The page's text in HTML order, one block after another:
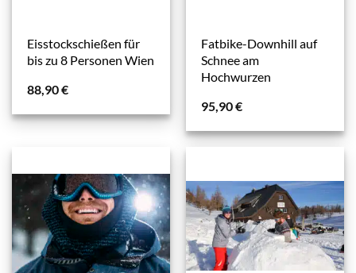
Eisstockschießen für
bis zu 8 Personen Wien
88,90€
Fatbike-Downhill auf
Schnee am
Hochwurzen
95,90€